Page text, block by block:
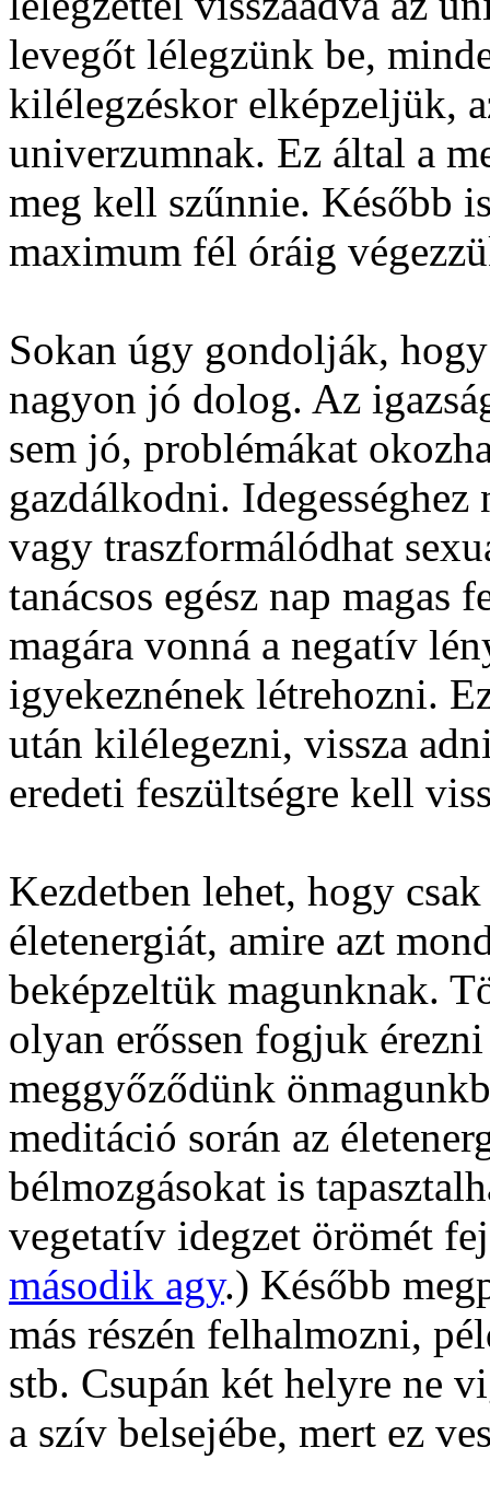
levegőt lélegzünk be,
kilélegzéskor elképzeljük,
univerzumnak. Ez által a
meg kell szűnnie. Később
maximum fél óráig
Sokan úgy gondolják,
nagyon jó dolog. Az
sem jó, problémákat
gazdálkodni.
vagy traszformálódhat
tanácsos egész nap
magára vonná a negatív
igyekeznének létrehozni.
után kilélegezni, vissza
eredeti feszültségre kell
Kezdetben lehet, hogy
életenergiát, amire azt
beképzeltük magunknak.
olyan erőssen fogjuk
meggyőződünk
meditáció során az
bélmozgásokat is
vegetatív idegzet örömét
második agy.) Később
más részén felhalmozni,
stb. Csupán két helyre ne
a szív belsejébe, mert ez